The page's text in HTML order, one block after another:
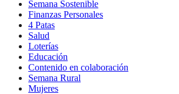
Semana Sostenible
Finanzas Personales
4 Patas
Salud
Loterías
Educación
Contenido en colaboración
Semana Rural
Mujeres